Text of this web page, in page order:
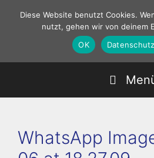
Inhalt
WhatsApp
Diese Website benutzt Cookies.
nutzt, gehen wir von deinem
OK